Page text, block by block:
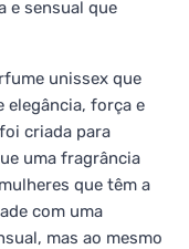
e sensual que
unissex que
elegância, força e
criada para
uma fragrância
que têm a
com uma
mas ao mesmo